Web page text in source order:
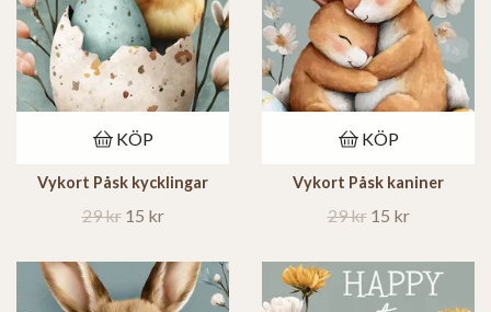
KÖP
Vykort Påsk kycklingar
29 kr 15 kr
KÖP
Vykort Påsk kaniner
29 kr 15 kr